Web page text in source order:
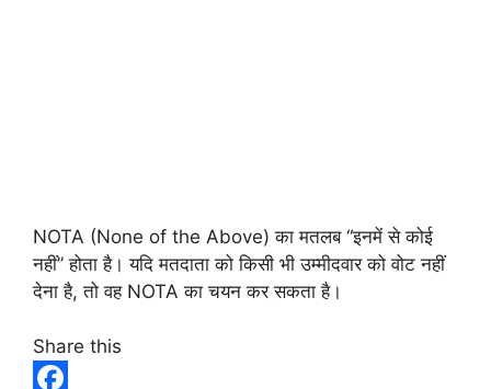
NOTA (None of the Above) का मतलब “इनमें से कोई
नहीं” होता है। यदि मतदाता को किसी भी उम्मीदवार को वोट नहीं
देना है, तो वह NOTA का चयन कर सकता है।
Share this